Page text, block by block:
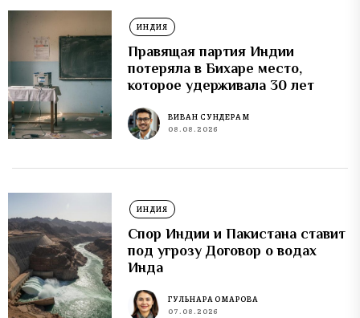
ИНДИЯ
Правящая партия Индии
потеряла в Бихаре место,
которое удерживала 30 лет
ВИВАН СУНДЕРАМ
08.08.2026
ИНДИЯ
Спор Индии и Пакистана ставит
под угрозу Договор о водах
Инда
ГУЛЬНАРА ОМАРОВА
07.08.2026